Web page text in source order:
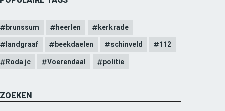
brunssum heerlen kerkrade
landgraaf beekdaelen schinveld 112
Roda jc Voerendaal politie
ZOEKEN